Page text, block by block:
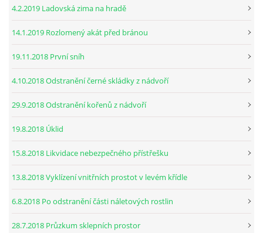
4.2.2019 Ladovská zima na hradě
14.1.2019 Rozlomený akát před bránou
19.11.2018 První sníh
4.10.2018 Odstranění černé skládky z nádvoří
29.9.2018 Odstranění kořenů z nádvoří
19.8.2018 Úklid
15.8.2018 Likvidace nebezpečného přístřešku
13.8.2018 Vyklízení vnitřních prostot v levém křídle
6.8.2018 Po odstranění části náletových rostlin
28.7.2018 Průzkum sklepních prostor